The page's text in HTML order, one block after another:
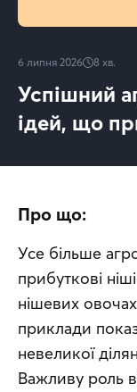
6 липня 2026 8 хв.
Успішний
ідей, що
Про що:
Усе більше
прибуткові
нішевих
приклади
невеликої
Важливу роль